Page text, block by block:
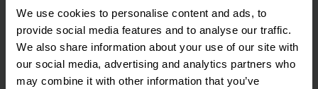
We use cookies to personalise content and ads, to
provide social media features and to analyse our traffic.
We also share information about your use of our site with
our social media, advertising and analytics partners who
may combine it with other information that you’ve
Sistemas de asistencia al conductor y
soluciones de seguridad opcionales